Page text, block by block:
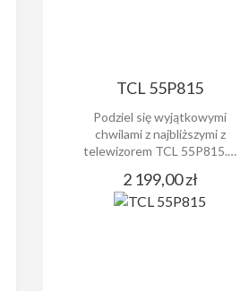
TCL 55P815
Podziel się wyjątkowymi
chwilami z najbliższymi z
telewizorem TCL 55P815.…
2 199,00 zł